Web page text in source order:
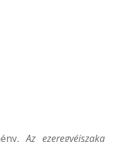
Az ezeregyéjszaka